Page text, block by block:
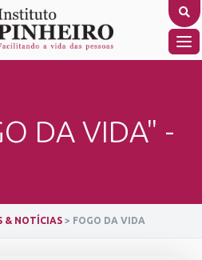
DA VIDA" -
& NOTÍCIAS > FOGO DA VIDA